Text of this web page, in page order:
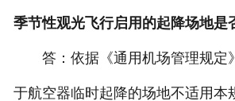
季节性观光飞行启用的起降场地是
答：依据《通用机场管理规定
于航空器临时起降的场地不适用本